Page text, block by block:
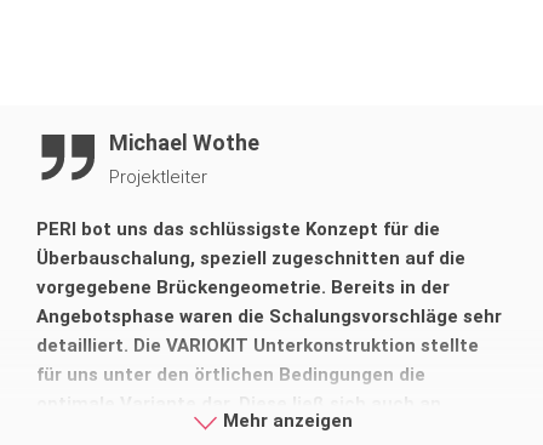
Michael Wothe
Projektleiter
PERI bot uns das schlüssigste Konzept für die
Überbauschalung, speziell zugeschnitten auf die
vorgegebene Brückengeometrie. Bereits in der
Angebotsphase waren die Schalungsvorschläge sehr
detailliert. Die VARIOKIT Unterkonstruktion stellte
für uns unter den örtlichen Bedingungen die
örtliche Gegebenheiten reibungslos anpassen.
Mehr anzeigen